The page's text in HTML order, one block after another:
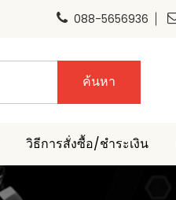
088-5656936
ค้นหา
วิธีการสั่งซื้อ/ชำระเงิน